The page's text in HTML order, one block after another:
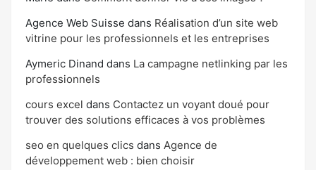
Agence Web Suisse dans Réalisation d’un site web
vitrine pour les professionnels et les entreprises
Aymeric Dinand dans La campagne netlinking par les
professionnels
cours excel dans Contactez un voyant doué pour
trouver des solutions efficaces à vos problèmes
seo en quelques clics dans Agence de
développement web : bien choisir